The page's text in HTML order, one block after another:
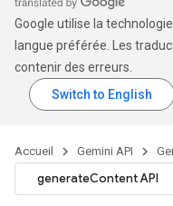
Google utilise la
langue préférée. Les
contenir des erreurs.
Accueil Gemini API
generateContent API